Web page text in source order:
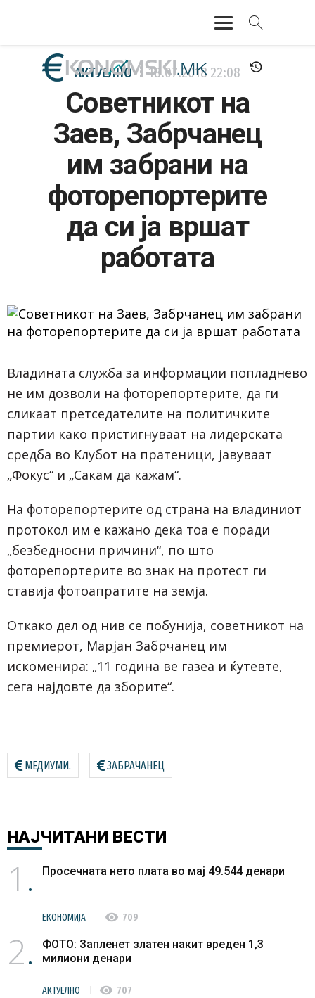
АКТУЕЛНО
ЕКОНОМИЈА
ФИНАНСИИ
БАНКАРСТВО
ЖИВОТ
МОЗАИК
АКТУЕЛНО 18.07.2018 22:08
Советникот на
Заев, Забрчанец
им забрани на
фоторепортерите
да си ја вршат
работата
Владината служба за информации попладнево
не им дозволи на фоторепортерите, да ги
сликаат претседателите на политичките
партии како пристигнуваат на лидерската
средба во Клубот на пратеници, јавуваат
„Фокус“ и „Сакам да кажам“.
На фоторепортерите од страна на владиниот
протокол им е кажано дека тоа е поради
„безбедносни причини“, по што
фоторепортерите во знак на протест ги
ставија фотоапратите на земја.
Откако дел од нив се побунија, советникот на
премиерот, Марјан Забрчанец им
искоменира: „11 година ве газеа и ќутевте,
сега најдовте да зборите“.
МЕДИУМИ. ЗАБРАЧАНЕЦ
НАЈЧИТАНИ ВЕСТИ
1 Просечната нето плата во мај 49.544 денари
ЕКОНОМИЈА visibility 709
2
ФОТО: Запленет златен накит вреден 1,3
милиони денари
АКТУЕЛНО visibility 707